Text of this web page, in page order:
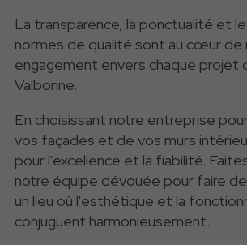
La transparence, la ponctualité et
normes de qualité sont au cœur de
engagement envers chaque projet
Valbonne.
En choisissant notre entreprise
vos façades et de vos murs
pour l'excellence et la fiabilité.
notre équipe dévouée pour faire
un lieu où l'esthétique et la
conjuguent harmonieusement.